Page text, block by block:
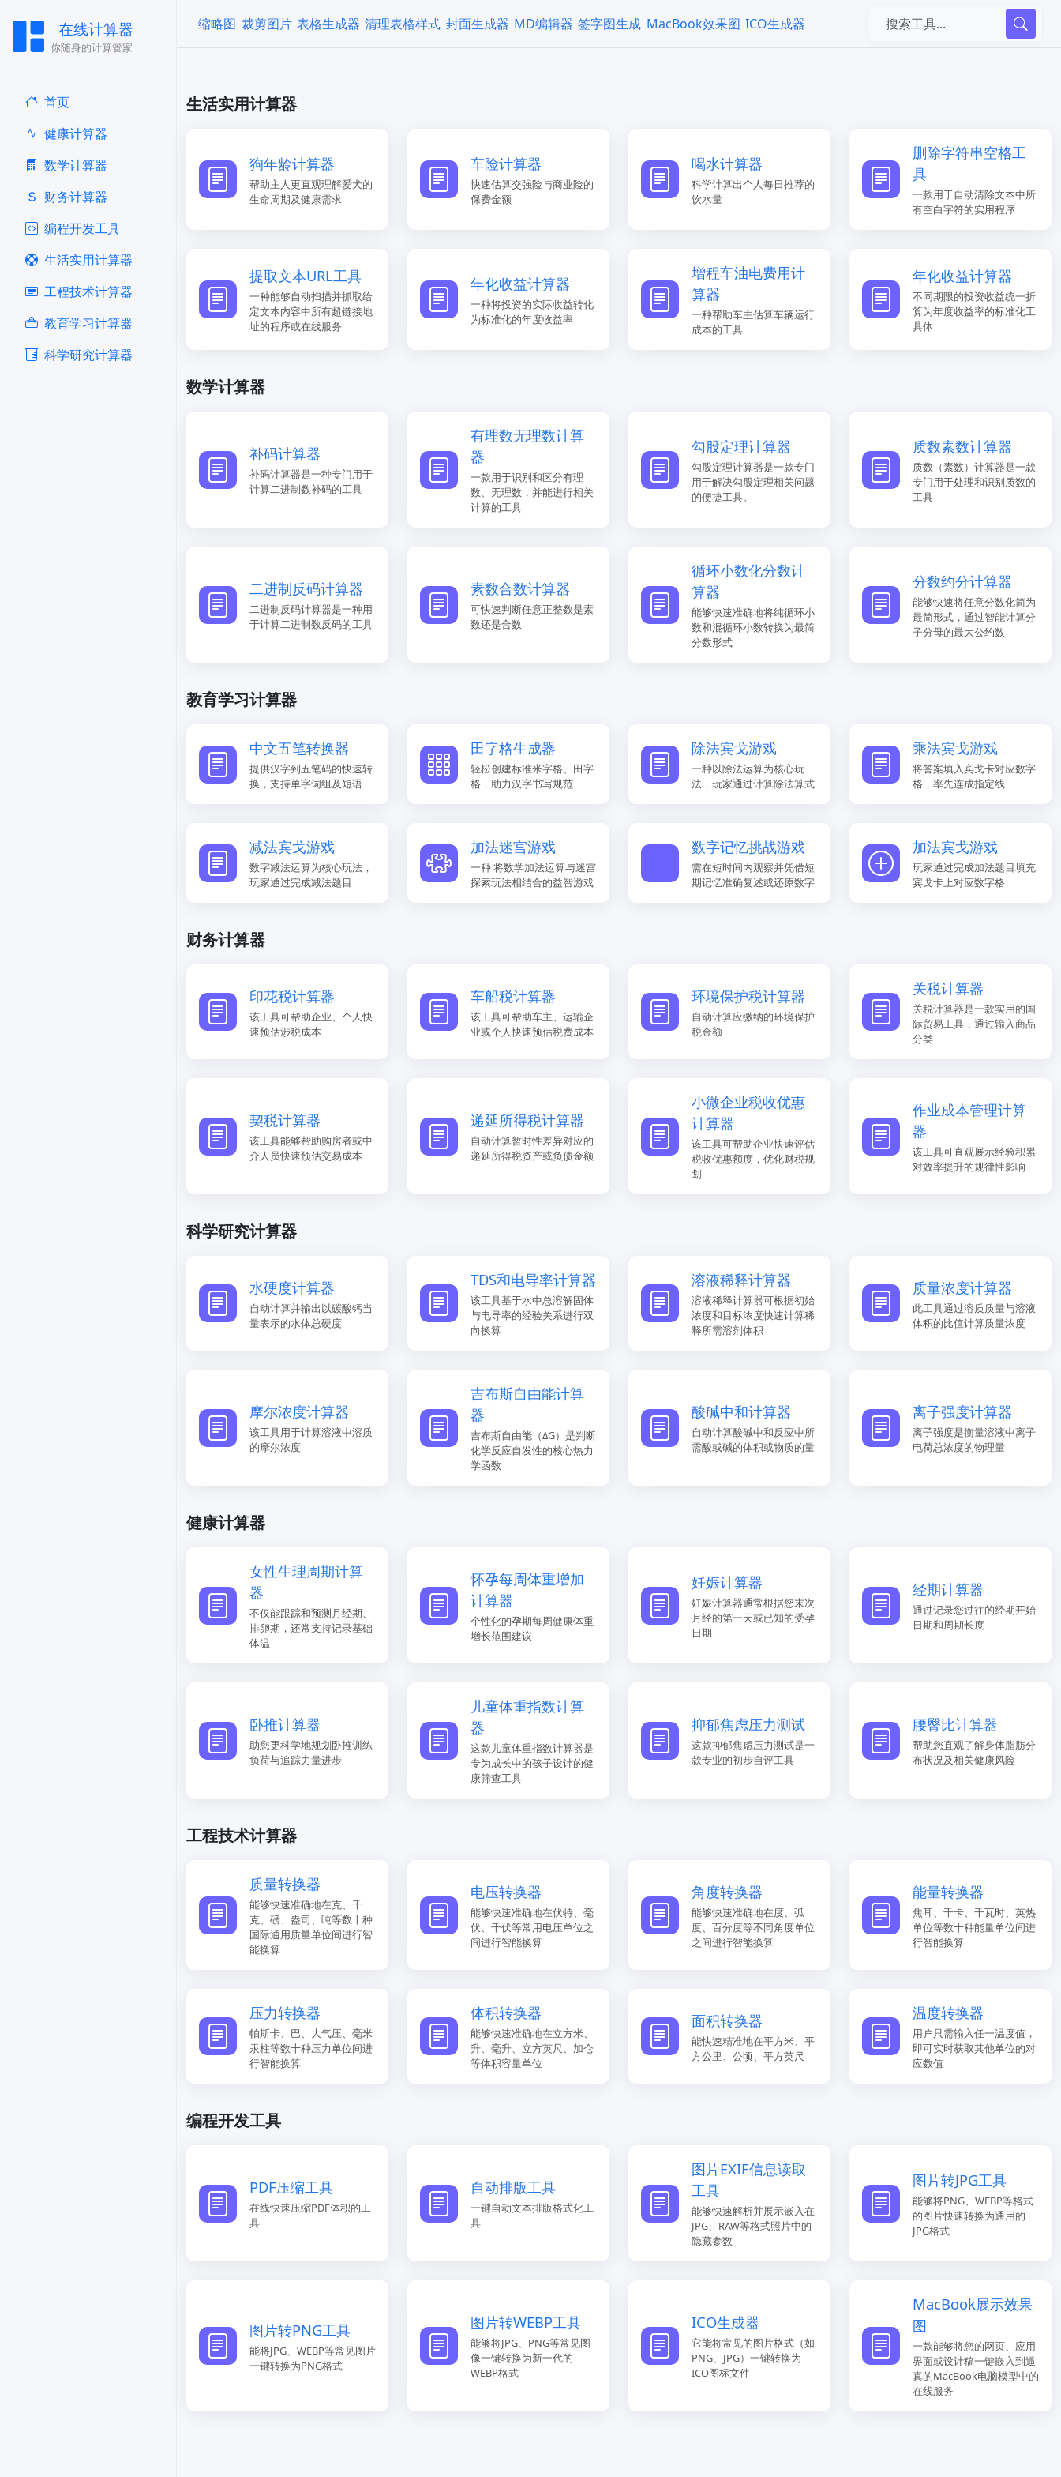
在线计算器
你随身的计算管家
首页
健康计算器
​数学计算器
财务计算器
编程开发工具
生活实用计算器
工程技术计算器
教育学习计算器
科学研究计算器
缩略图 裁剪图片 表格生成器 清理表格样式 封面生成器 MD编辑器 签字图生成 MacBook效果图 ICO生成器
生活实用计算器
狗年龄计算器
帮助主人更直观理解爱犬的
生命周期及健康需求
车险计算器
快速估算交强险与商业险的
保费金额
喝水计算器
科学计算出个人每日推荐的
饮水量
删除字符串空格工
具
一款用于自动清除文本中所
有空白字符的实用程序
提取文本URL工具
一种能够自动扫描并抓取给
定文本内容中所有超链接地
址的程序或在线服务
年化收益计算器
一种将投资的实际收益转化
为标准化的年度收益率
增程车油电费用计
算器
一种帮助车主估算车辆运行
成本的工具
年化收益计算器
不同期限的投资收益统一折
算为年度收益率的标准化工
具体
​数学计算器
补码计算器
补码计算器是一种专门用于
计算二进制数补码的工具
有理数无理数计算
器
一款用于识别和区分有理
数、无理数，并能进行相关
计算的工具
勾股定理计算器
勾股定理计算器是一款专门
用于解决勾股定理相关问题
的便捷工具。
质数素数计算器
质数（素数）计算器是一款
专门用于处理和识别质数的
工具
二进制反码计算器
二进制反码计算器是一种用
于计算二进制数反码的工具
素数合数计算器
可快速判断任意正整数是素
数还是合数
循环小数化分数计
算器
能够快速准确地将纯循环小
数和混循环小数转换为最简
分数形式
分数约分计算器
能够快速将任意分数化简为
最简形式，通过智能计算分
子分母的最大公约数
教育学习计算器
中文五笔转换器
提供汉字到五笔码的快速转
换，支持单字词组及短语
田字格生成器
轻松创建标准米字格、田字
格，助力汉字书写规范
除法宾戈游戏
一种以除法运算为核心玩
法，玩家通过计算除法算式
乘法宾戈游戏
将答案填入宾戈卡对应数字
格，率先连成指定线
减法宾戈游戏
数字减法运算为核心玩法，
玩家通过完成减法题目
加法迷宫游戏
一种 ​将数学加法运算与迷宫
探索玩法相结合的益智游戏
数字记忆挑战游戏
需在短时间内观察并凭借短
期记忆准确复述或还原数字
加法宾戈游戏
玩家通过完成加法题目填充
宾戈卡上对应数字格
财务计算器
印花税计算器
该工具可帮助企业、个人快
速预估涉税成本
车船税计算器
该工具可帮助车主、运输企
业或个人快速预估税费成本
环境保护税计算器
自动计算应缴纳的环境保护
税金额
关税计算器
关税计算器是一款实用的国
际贸易工具，通过输入商品
分类
契税计算器
该工具能够帮助购房者或中
介人员快速预估交易成本
递延所得税计算器
自动计算暂时性差异对应的
递延所得税资产或负债金额
小微企业税收优惠
计算器
该工具可帮助企业快速评估
税收优惠额度，优化财税规
划
作业成本管理计算
器
该工具可直观展示经验积累
对效率提升的规律性影响
科学研究计算器
水硬度计算器
自动计算并输出以碳酸钙当
量表示的水体总硬度
TDS和电导率计算器​
该工具基于水中总溶解固体
与电导率的经验关系进行双
向换算
溶液稀释计算器
溶液稀释计算器可根据初始
浓度和目标浓度快速计算稀
释所需溶剂体积
质量浓度计算器
此工具通过溶质质量与溶液
体积的比值计算质量浓度
摩尔浓度计算器
该工具用于计算溶液中溶质
的摩尔浓度
吉布斯自由能计算
器
吉布斯自由能（ΔG）是判断
化学反应自发性的核心热力
学函数
酸碱中和计算器
自动计算酸碱中和反应中所
需酸或碱的体积或物质的量
离子强度计算器
离子强度是衡量溶液中离子
电荷总浓度的物理量
健康计算器
女性生理周期计算
器
不仅能跟踪和预测月经期、
排卵期，还常支持记录基础
体温
怀孕每周体重增加
计算器
个性化的孕期每周健康体重
增长范围建议
妊娠计算器
妊娠计算器通常根据您末次
月经的第一天或已知的受孕
日期
经期计算器
通过记录您过往的经期开始
日期和周期长度
卧推计算器
助您更科学地规划卧推训练
负荷与追踪力量进步
儿童体重指数计算
器
这款儿童体重指数计算器是
专为成长中的孩子设计的健
康筛查工具
抑郁焦虑压力测试
这款抑郁焦虑压力测试是一
款专业的初步自评工具
腰臀比计算器
帮助您直观了解身体脂肪分
布状况及相关健康风险
工程技术计算器
质量转换器
能够快速准确地在克、千
克、磅、盎司、吨等数十种
国际通用质量单位间进行智
能换算
电压转换器
能够快速准确地在伏特、毫
伏、千伏等常用电压单位之
间进行智能换算
角度转换器
能够快速准确地在度、弧
度、百分度等不同角度单位
之间进行智能换算
能量转换器
焦耳、千卡、千瓦时、英热
单位等数十种能量单位间进
行智能换算
压力转换器
帕斯卡、巴、大气压、毫米
汞柱等数十种压力单位间进
行智能换算
体积转换器
能够快速准确地在立方米、
升、毫升、立方英尺、加仑
等体积容量单位
面积转换器
能快速精准地在平方米、平
方公里、公顷、平方英尺
温度转换器
用户只需输入任一温度值，
即可实时获取其他单位的对
应数值
编程开发工具
PDF压缩工具
在线快速压缩PDF体积的工
具
自动排版工具
一键自动文本排版格式化工
具
图片EXIF信息读取
工具
能够快速解析并展示嵌入在
JPG、RAW等格式照片中的
隐藏参数
图片转JPG工具
能够将PNG、WEBP等格式
的图片快速转换为通用的
JPG格式
图片转PNG工具
能将JPG、WEBP等常见图片
一键转换为PNG格式
图片转WEBP工具
能够将JPG、PNG等常见图
像一键转换为新一代的
WEBP格式
ICO生成器
它能将常见的图片格式（如
PNG、JPG）一键转换为
ICO图标文件
MacBook展示效果
图
一款能够将您的网页、应用
界面或设计稿一键嵌入到逼
真的MacBook电脑模型中的
在线服务